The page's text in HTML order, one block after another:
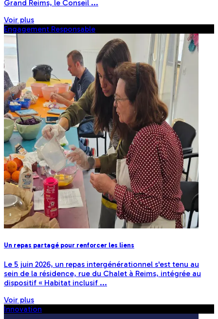
Grand Reims, le Conseil ...
Voir plus
Engagement Responsable
Un repas partagé pour renforcer les liens
Le 5 juin 2026, un repas intergénérationnel s'est tenu au
sein de la résidence, rue du Chalet à Reims, intégrée au
dispositif « Habitat inclusif ...
Voir plus
Innovation